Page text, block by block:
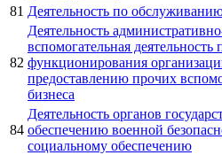
81 Деятельность по
82
Деятельность
вспомогательная
функционирования
предоставлению прочих
бизнеса
84
Деятельность органов
обеспечению военной
социальному обеспечению